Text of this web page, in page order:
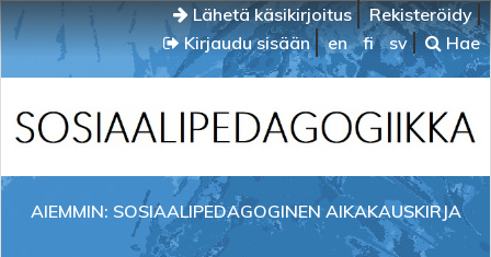
Lähetä käsikirjoitus
Rekisteröidy
Kirjaudu sisään
en fi sv Hae
AIEMMIN: SOSIAALIPEDAGOGINEN AIKAKAUSKIRJA